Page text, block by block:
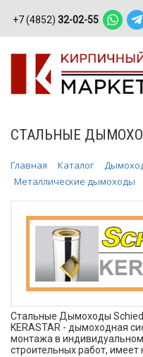
+7 (4852) 32-02-55
СТАЛЬНЫЕ
Главная Каталог
Металлические дымоходы
Стальные Дымоходы
KERASTAR - дымоходная
монтажа в
строительных работ, имеет